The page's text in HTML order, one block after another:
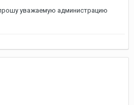
уважаемую администрацию